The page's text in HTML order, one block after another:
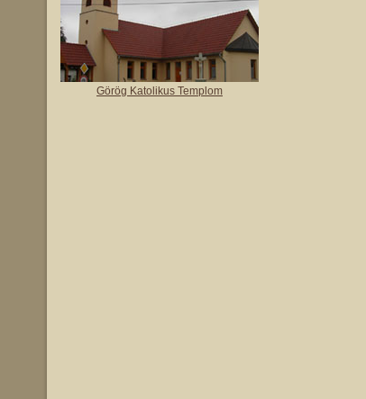
Görög Katolikus Templom